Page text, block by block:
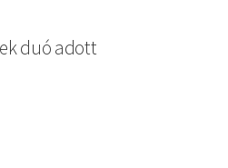
duó adott